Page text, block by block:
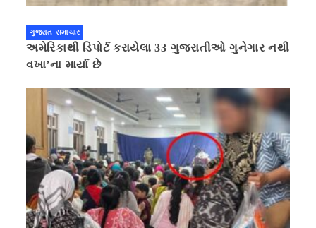
ગુજરાત સમાચાર
અમેરિકાથી ડિપોર્ટ કરાયેલા 33 ગુજરાતીઓ ગુનેગાર નથી
વખા’ના માર્યા છે